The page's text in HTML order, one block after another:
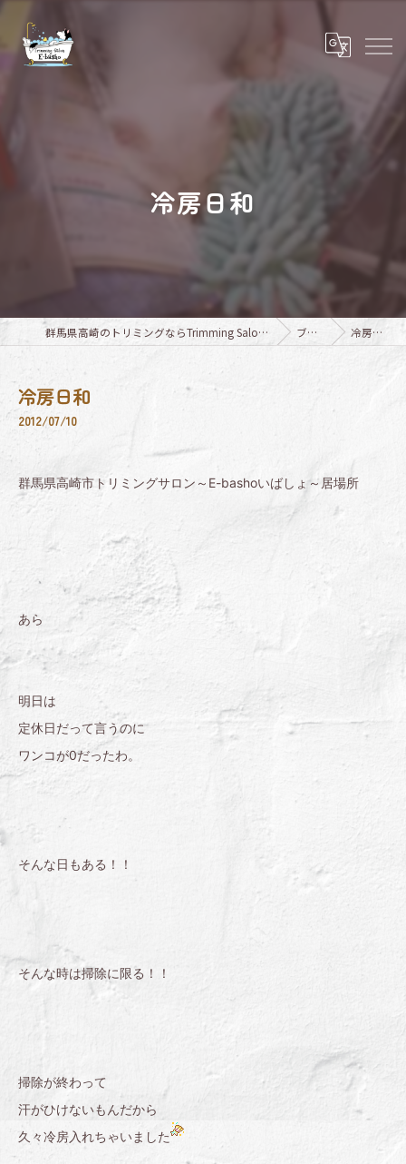
冷房日和
群馬県高崎のトリミングならTrimming Salon E-basho ブログ 冷房日和
冷房日和
2012/07/10
群馬県高崎市トリミングサロン～E-bashoいばしょ～居場所
あら
明日は
定休日だって言うのに
ワンコが0だったわ。
そんな日もある！！
そんな時は掃除に限る！！
掃除が終わって
汗がひけないもんだから
久々冷房入れちゃいました